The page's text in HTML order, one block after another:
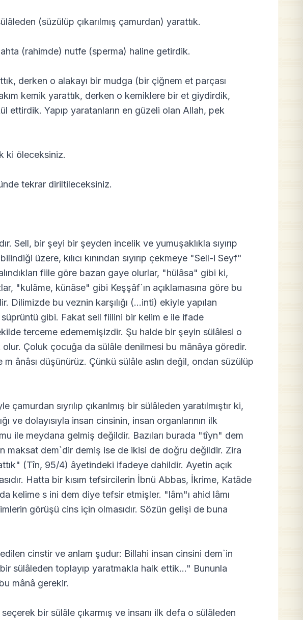
(süzülüp çıkarılmış çamurdan) yarattık.
(rahimde) nutfe (sperma) haline getirdik.
derken o alakayı bir mudga (bir çiğnem et parçası
kemik yarattık, derken o kemiklere bir et giydirdik,
ettirdik. Yapıp yaratanların en güzeli olan Allah, pek
ki öleceksiniz.
tekrar diriltileceksiniz.
Sell, bir şeyi bir şeyden incelik ve yumuşaklıkla sıyırıp
üzere, kılıcı kınından sıyırıp çekmeye "Sell-i Seyf"
fiile göre bazan gaye olurlar, "hülâsa" gibi ki,
"kulâme, künâse" gibi Keşşâf`ın açıklamasına göre bu
Dilimizde bu veznin karşılığı (...inti) ekiyle yapılan
süprüntü gibi. Fakat sell fiilini bir kelim e ile ifade
terceme edememişizdir. Şu halde bir şeyin sülâlesi o
olur. Çoluk çocuğa da sülâle denilmesi bu mânâya göredir.
ânâsı düşünürüz. Çünkü sülâle aslın değil, ondan süzülüp
sıyrılıp çıkarılmış bir sülâleden yaratılmıştır ki,
ve dolayısıyla insan cinsinin, insan organlarının ilk
ile meydana gelmiş değildir. Bazıları burada "tîyn" dem
maksat dem`dir demiş ise de ikisi de doğru değildir. Zira
(Tîn, 95/4) âyetindeki ifadeye dahildir. Ayetin açık
Hatta bir kısım tefsircilerin İbnü Abbas, İkrime, Katâde
kelime s ini dem diye tefsir etmişler. "lâm"ı ahid lâmı
görüşü cins için olmasıdır. Sözün gelişi de buna
cinstir ve anlam şudur: Billahi insan cinsini dem`in
sülâleden toplayıp yaratmakla halk ettik..." Bununla
mânâ gerekir.
bir sülâle çıkarmış ve insanı ilk defa o sülâleden